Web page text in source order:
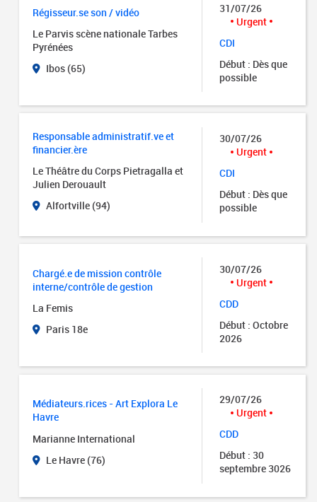
Régisseur.se son / vidéo
Le Parvis scène nationale Tarbes
Pyrénées
Ibos (65)
31/07/26
Urgent
CDI
Début : Dès que
possible
Responsable administratif.ve et
financier.ère
Le Théâtre du Corps Pietragalla et
Julien Derouault
Alfortville (94)
30/07/26
Urgent
CDI
Début : Dès que
possible
Chargé.e de mission contrôle
interne/contrôle de gestion
La Femis
Paris 18e
30/07/26
Urgent
CDD
Début : Octobre
2026
Médiateurs.rices - Art Explora Le
Havre
Marianne International
Le Havre (76)
29/07/26
Urgent
CDD
Début : 30
septembre 3026